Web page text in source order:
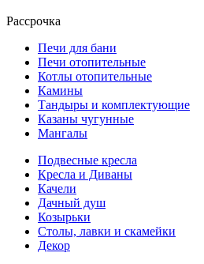
Рассрочка
Печи для бани
Печи отопительные
Котлы отопительные
Камины
Тандыры и комплектующие
Казаны чугунные
Мангалы
Подвесные кресла
Кресла и Диваны
Качели
Дачный душ
Козырьки
Столы, лавки и скамейки
Декор